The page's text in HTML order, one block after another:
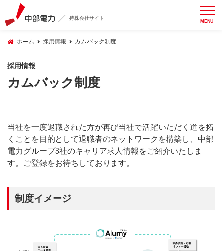
持株会社サイト MENU
ホーム 採用情報 カムバック制度
採用情報
カムバック制度
当社を一度退職された方が再び当社で活躍いただく道を拓
くことを目的として退職者のネットワークを構築し、中部
電力グループ3社のキャリア求人情報をご紹介いたしま
す。ご登録をお待ちしております。
制度イメージ